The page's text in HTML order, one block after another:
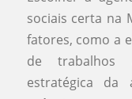
sociais certa na
fatores, como a
de trabalhos
estratégica da